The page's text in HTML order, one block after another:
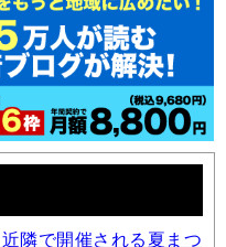
近隣で開催される夏まつ